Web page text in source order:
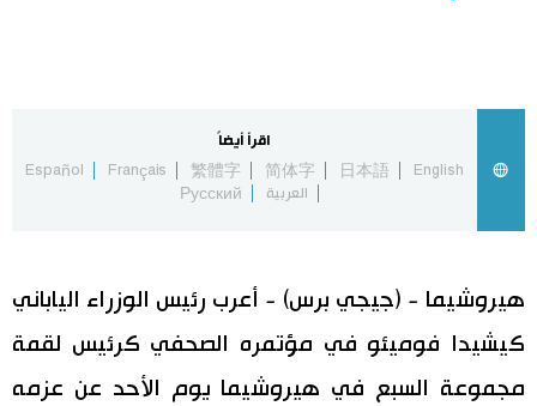
سياحة وسفر
اليابان في فيديو
مانغا وأنيمي
اقرأ أيضاً
English
日本語
简体字
繁體字
Français
Español
العربية
Русский
هيروشيما - (جيجي برس) - أعرب رئيس الوزراء الياباني
كيشيدا فوميئو في مؤتمره الصحفي كرئيس لقمة
مجموعة السبع في هيروشيما يوم الأحد عن عزمه